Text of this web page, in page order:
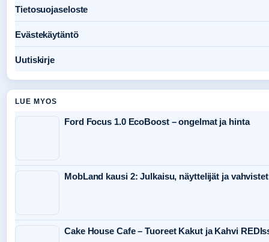
Tietosuojaseloste
Evästekäytäntö
Uutiskirje
LUE MYOS
Ford Focus 1.0 EcoBoost – ongelmat ja hinta
MobLand kausi 2: Julkaisu, näyttelijät ja
Cake House Cafe – Tuoreet Kakut ja Kahvi